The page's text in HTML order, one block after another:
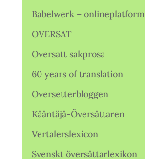
Babelwerk – onlineplatform
OVERSAT
Oversatt sakprosa
60 years of translation
Oversetterbloggen
Kääntäjä-Översättaren
Vertalerslexicon
Svenskt översättarlexikon